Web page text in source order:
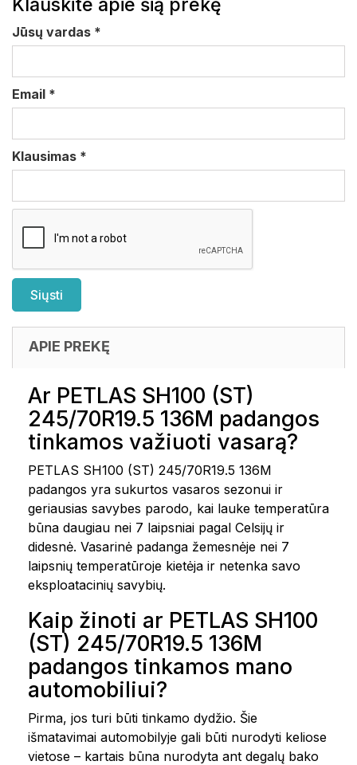
Klauskite apie šią prekę
Jūsų vardas *
Email *
Klausimas *
APIE PREKĘ
Ar PETLAS SH100 (ST)
245/70R19.5 136M padangos
tinkamos važiuoti vasarą?
PETLAS SH100 (ST) 245/70R19.5 136M
padangos yra sukurtos vasaros sezonui ir
geriausias savybes parodo, kai lauke temperatūra
būna daugiau nei 7 laipsniai pagal Celsijų ir
didesnė. Vasarinė padanga žemesnėje nei 7
laipsnių temperatūroje kietėja ir netenka savo
eksploatacinių savybių.
Kaip žinoti ar PETLAS SH100
(ST) 245/70R19.5 136M
padangos tinkamos mano
automobiliui?
Pirma, jos turi būti tinkamo dydžio. Šie
išmatavimai automobilyje gali būti nurodyti keliose
vietose – kartais būna nurodyta ant degalų bako